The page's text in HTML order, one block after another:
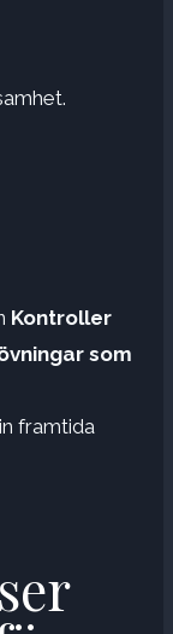
Kontroller
som
framtida